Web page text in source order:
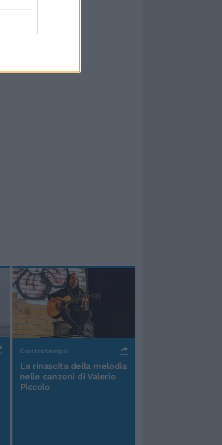
Controtempo
La rinascita della melodia
nelle canzoni di Valerio
Piccolo